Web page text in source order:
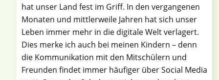
hat unser Land fest im Griff. In den vergangenen
Monaten und mittlerweile Jahren hat sich unser
Leben immer mehr in die digitale Welt verlagert.
Dies merke ich auch bei meinen Kindern – denn
die Kommunikation mit den Mitschülern und
Freunden findet immer häufiger über Social Media